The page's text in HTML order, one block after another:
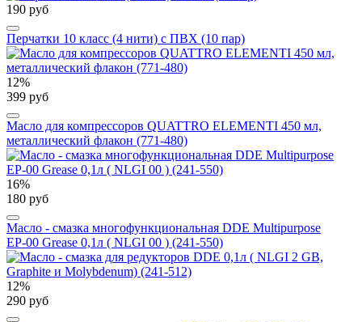
190 руб
Перчатки 10 класс (4 нити) с ПВХ (10 пар)
12%
399 руб
Масло для компрессоров QUATTRO ELEMENTI 450 мл,
металлический флакон (771-480)
16%
180 руб
Масло - смазка многофункциональная DDE Multipurpose
ЕР-00 Grease 0,1л ( NLGI 00 ) (241-550)
12%
290 руб